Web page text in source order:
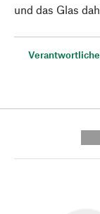
und das Glas